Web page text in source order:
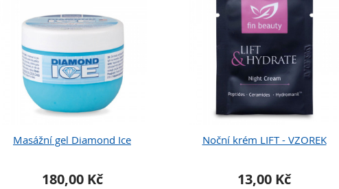
Masážní gel Diamond Ice
180,00 Kč
Noční krém LIFT - VZOREK
13,00 Kč